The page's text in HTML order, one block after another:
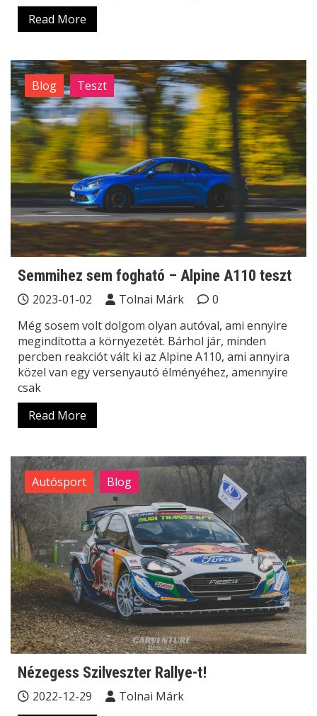
Read More
Blog Teszt
Semmihez sem fogható – Alpine A110 teszt
2023-01-02 Tolnai Márk
0
Még sosem volt dolgom olyan autóval, ami ennyire
megindította a környezetét. Bárhol jár, minden
percben reakciót vált ki az Alpine A110, ami annyira
közel van egy versenyautó élményéhez, amennyire
csak
Read More
Autósport Blog
Nézegess Szilveszter Rallye-t!
2022-12-29 Tolnai Márk